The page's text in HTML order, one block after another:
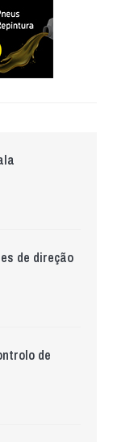
de direção
de